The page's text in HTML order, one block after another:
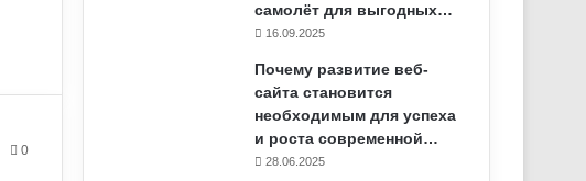
0
самолёт для выгодных…
16.09.2025
Почему развитие веб-
сайта становится
необходимым для успеха
и роста современной…
28.06.2025